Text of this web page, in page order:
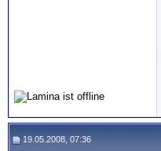
19.05.2008, 07:36